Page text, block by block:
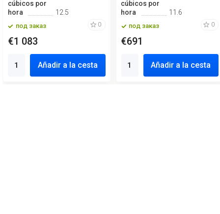
cúbicos por
hora
12.5
под заказ 0
€1 083
Añadir a la cesta
cúbicos por
hora
11.6
под заказ 0
€691
Añadir a la cesta